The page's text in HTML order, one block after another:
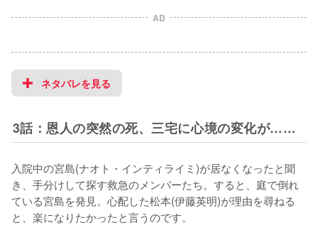
AD
ネタバレを見る
3話：恩人の突然の死、三宅に心境の変化が……
入院中の宮島(ナオト・インティライミ)が居なくなったと聞
き、手分けして探す救急のメンバーたち。すると、庭で倒れ
ている宮島を発見。心配した松本(伊藤英明)が理由を尋ねる
と、楽になりたかったと言うのです。